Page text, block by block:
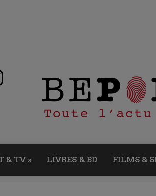
& TV » LIVRES & BD FILMS &